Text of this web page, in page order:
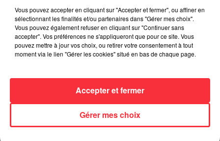
interprétée lors des...
Vous pouvez accepter en cliquant sur "Accepter et fermer", ou affiner en
sélectionnant les finalités et/ou partenaires dans "Gérer mes choix".
Vous pouvez également refuser en cliquant sur "Continuer sans
accepter". Vos préférences ne s'appliqueront que pour ce site. Vous
pouvez mettre à jour vos choix, ou retirer votre consentement à tout
moment via le lien "Gérer les cookies" situé en bas de chaque page.
Gérer mes choix
Accepter et fermer